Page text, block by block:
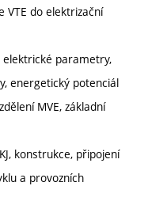
VTE do elektrizační
elektrické parametry,
energetický potenciál
MVE, základní
konstrukce, připojení
a provozních